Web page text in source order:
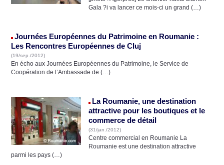
Gala ?i va lancer ce mois-ci un grand (…)
Journées Européennes du Patrimoine en Roumanie :
Les Rencontres Européennes de Cluj
(19/sep./2012)
En écho aux Journées Européennes du Patrimoine, le Service de
Coopération de l’Ambassade de (…)
La Roumanie, une destination
attractive pour les boutiques et le
commerce de détail
(31/jan./2012)
Centre commercial en Roumanie La
Roumanie est une destination attractive
parmi les pays (…)